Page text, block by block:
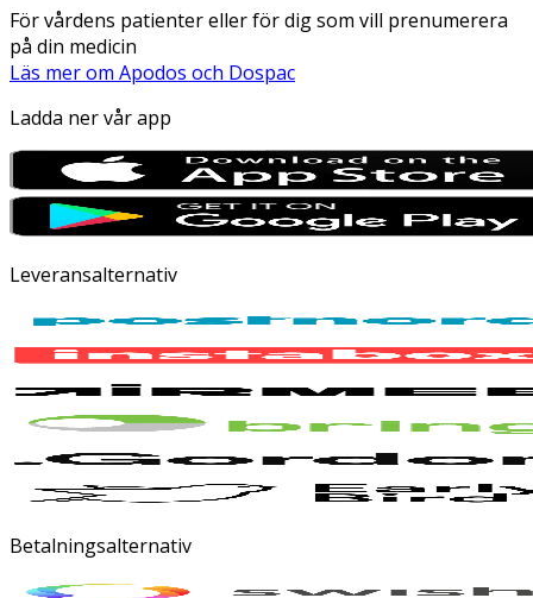
För vårdens patienter eller för dig som vill prenumerera
på din medicin
Läs mer om Apodos och Dospac
Ladda ner vår app
Leveransalternativ
Betalningsalternativ